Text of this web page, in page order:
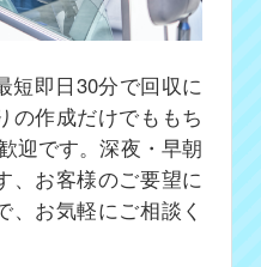
短即日30分で回収に
の作成だけでももち
迎です。深夜・早朝
、お客様のご要望に
、お気軽にご相談く